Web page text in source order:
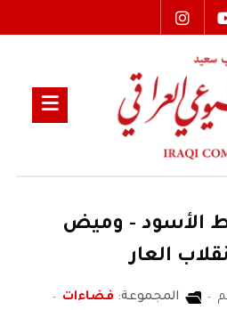
8 شباط الأسود - وميض
العار
المجموعة: فضاءات